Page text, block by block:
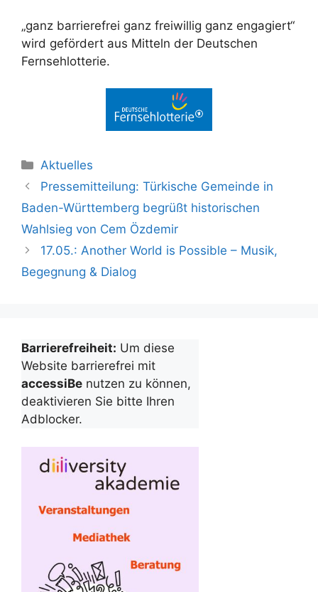
„ganz barrierefrei ganz freiwillig ganz engagiert“
wird gefördert aus Mitteln der Deutschen
Fernsehlotterie.
Kategorien
Aktuelles
Pressemitteilung: Türkische Gemeinde in
Baden-Württemberg begrüßt historischen
Wahlsieg von Cem Özdemir
17.05.: Another World is Possible – Musik,
Begegnung & Dialog
Barrierefreiheit: Um diese
Website barrierefrei mit
accessiBe nutzen zu können,
deaktivieren Sie bitte Ihren
Adblocker.